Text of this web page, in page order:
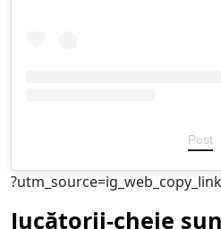
Post
?utm_source=ig_web_copy_link
Jucătorii-cheie